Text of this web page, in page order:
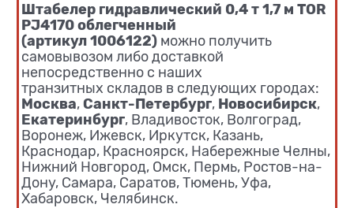
Штабелер гидравлический 0,4 т 1,7 м TOR
PJ4170 облегченный
(артикул 1006122) можно получить
самовывозом либо доставкой
непосредственно с наших
транзитных складов в следующих городах:
Москва, Санкт-Петербург, Новосибирск,
Екатеринбург, Владивосток, Волгоград,
Воронеж, Ижевск, Иркутск, Казань,
Краснодар, Красноярск, Набережные Челны,
Нижний Новгород, Омск, Пермь, Ростов-на-
Дону, Самара, Саратов, Тюмень, Уфа,
Хабаровск, Челябинск.